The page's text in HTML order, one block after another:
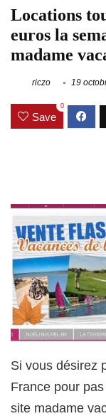
Locations
euros la
madame
riczo 19
Save
0
Si vous désirez
France pour
site madame